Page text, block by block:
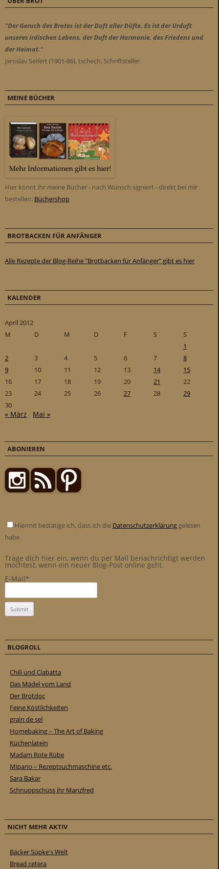
"Der Geruch des Brotes ist der Duft aller Düfte. Es ist der Urduft
unseres irdischen Lebens, der Duft der Harmonie, des Friedens und
der Heimat."
Jaroslav Seifert (1901-86), tschech. Schriftsteller
MEINE BÜCHER
Hier könnt ihr meine Bücher - nach Wunsch signiert - direkt bei mir
bestellen: Büchershop
BROTBACKEN FÜR ANFÄNGER
Alle Rezepte der Blog-Reihe "Brotbacken für Anfänger" gibt es hier
KALENDER
April 2012
M
D M D F S
S
1
2
3 4 5 6 7
8
9
10 11 12 13 14
15
16
17 18 19 20 21
22
23
24 25 26 27 28
29
30
« März Mai »
ABONIEREN
Hiermit bestätige ich, dass ich die Datenschutzerklärung gelesen
habe.
Trage dich hier ein, wenn du per Mail benachrichtigt werden
möchtest, wenn ein neuer Blog-Post online geht.
E-Mail*
BLOGROLL
Chili und Ciabatta
Das Mädel vom Land
Der Brotdoc
Feine Köstlichkeiten
grain de sel
Homebaking – The Art of Baking
Küchenlatein
Madam Rote Rübe
Mipano – Rezeptsuchmaschine etc.
Sara Bakar
Schnuppschüss ihr Manzfred
NICHT MEHR AKTIV
Bäcker Süpke's Welt
Bread cetera